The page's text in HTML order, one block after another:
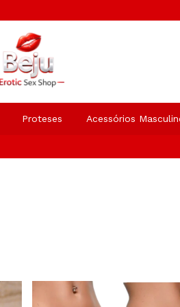
Proteses Acessórios